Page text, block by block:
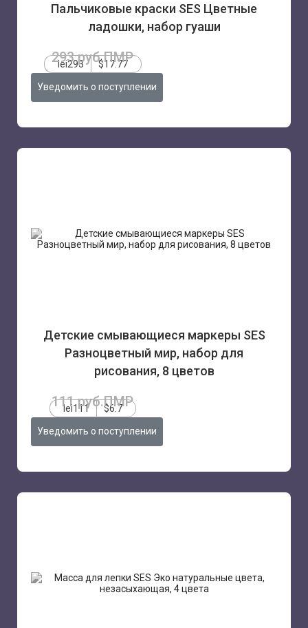
Пальчиковые краски SES Цветные
ладошки, набор гуаши
293 руб.ПМР
lei293 $17.77
Уведомить о поступлении
Детские смывающиеся маркеры SES
Разноцветный мир, набор для
рисования, 8 цветов
111 руб.ПМР
lei111 $6.7
Уведомить о поступлении